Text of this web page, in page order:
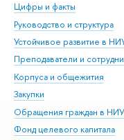
Цифры и факты
Руководство и структура
Устойчивое развитие в
Преподаватели и
Корпуса и общежития
Закупки
Обращения граждан в
Фонд целевого капитала